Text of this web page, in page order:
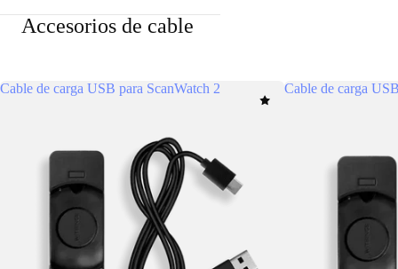
Accesorios de cable
Cable de carga USB para ScanWatch 2 Cable de carga